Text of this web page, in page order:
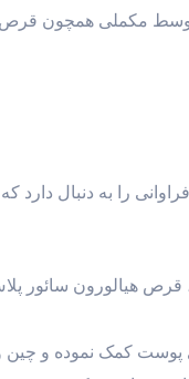
مکملی همچون قرص
را به دنبال دارد
هیالورون سائور
پوست کمک نموده و